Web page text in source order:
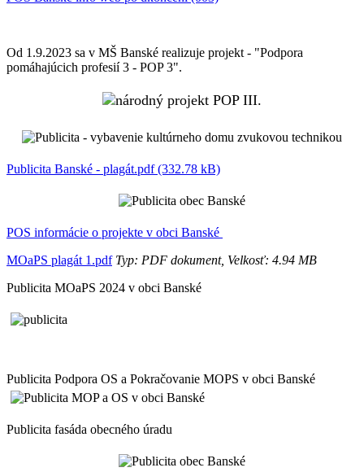
Od 1.9.2023 sa v MŠ Banské realizuje projekt - "Podpora
pomáhajúcich profesií 3 - POP 3".
Publicita Banské - plagát.pdf (332.78 kB)
POS informácie o projekte v obci Banské
MOaPS plagát 1.pdfTyp: PDF dokument, Velkosť: 4.94 MB
Publicita MOaPS 2024 v obci Banské
Publicita Podpora OS a Pokračovanie MOPS v obci Banské
Publicita fasáda obecného úradu